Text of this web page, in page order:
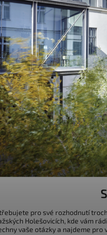
pro své rozhodnutí
Holešovicích, kde vám
vaše otázky a najdeme pro